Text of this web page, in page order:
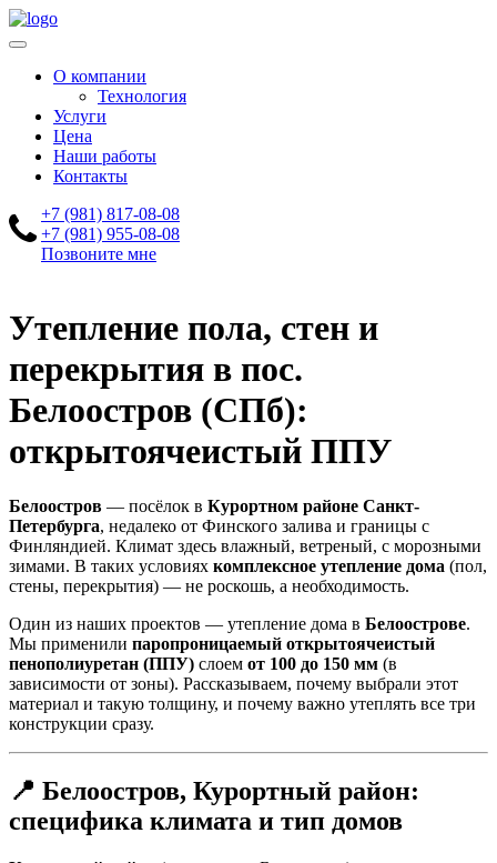
О компании
Технология
Услуги
Цена
Наши работы
Контакты
+7 (981) 817-08-08
+7 (981) 955-08-08
Позвоните мне
Утепление пола, стен и
перекрытия в пос.
Белоостров (СПб):
открытоячеистый ППУ
Белоостров — посёлок в Курортном районе Санкт-
Петербурга, недалеко от Финского залива и границы с
Финляндией. Климат здесь влажный, ветреный, с морозными
зимами. В таких условиях комплексное утепление дома (пол,
стены, перекрытия) — не роскошь, а необходимость.
Один из наших проектов — утепление дома в Белоострове.
Мы применили паропроницаемый открытоячеистый
пенополиуретан (ППУ) слоем от 100 до 150 мм (в
зависимости от зоны). Рассказываем, почему выбрали этот
материал и такую толщину, и почему важно утеплять все три
конструкции сразу.
📍 Белоостров, Курортный район:
специфика климата и тип домов